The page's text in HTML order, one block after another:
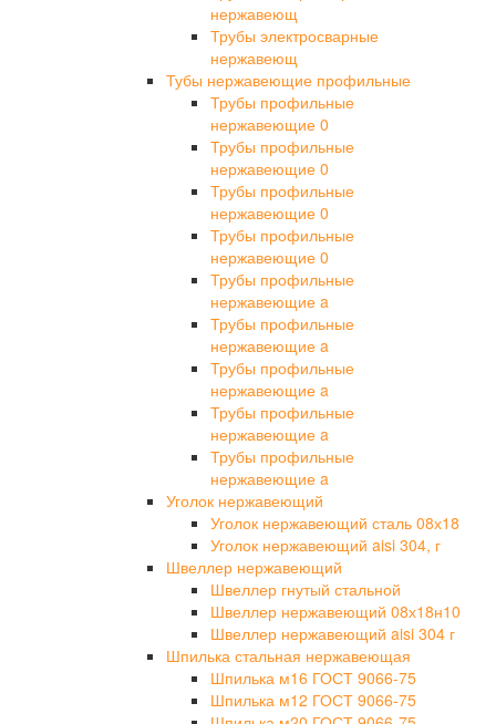
нержавеющ
Трубы электросварные
нержавеющ
Тубы нержавеющие профильные
Трубы профильные
нержавеющие 0
Трубы профильные
нержавеющие 0
Трубы профильные
нержавеющие 0
Трубы профильные
нержавеющие 0
Трубы профильные
нержавеющие a
Трубы профильные
нержавеющие a
Трубы профильные
нержавеющие a
Трубы профильные
нержавеющие a
Трубы профильные
нержавеющие a
Уголок нержавеющий
Уголок нержавеющий сталь 08х18
Уголок нержавеющий aisi 304, г
Швеллер нержавеющий
Швеллер гнутый стальной
Швеллер нержавеющий 08х18н10
Швеллер нержавеющий aisi 304 г
Шпилька стальная нержавеющая
Шпилька м16 ГОСТ 9066-75
Шпилька м12 ГОСТ 9066-75